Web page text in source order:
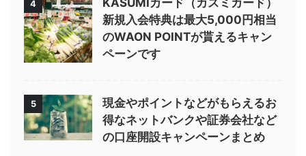
4
KASUMIカード（カスミカード）
新規入会特典は最大5,000円相当
のWAON POINTが貰えるキャン
ペーンです
5
現金やポイントなどがもらえるお
得なネットバンクや証券会社など
の口座開設キャンペーンまとめ